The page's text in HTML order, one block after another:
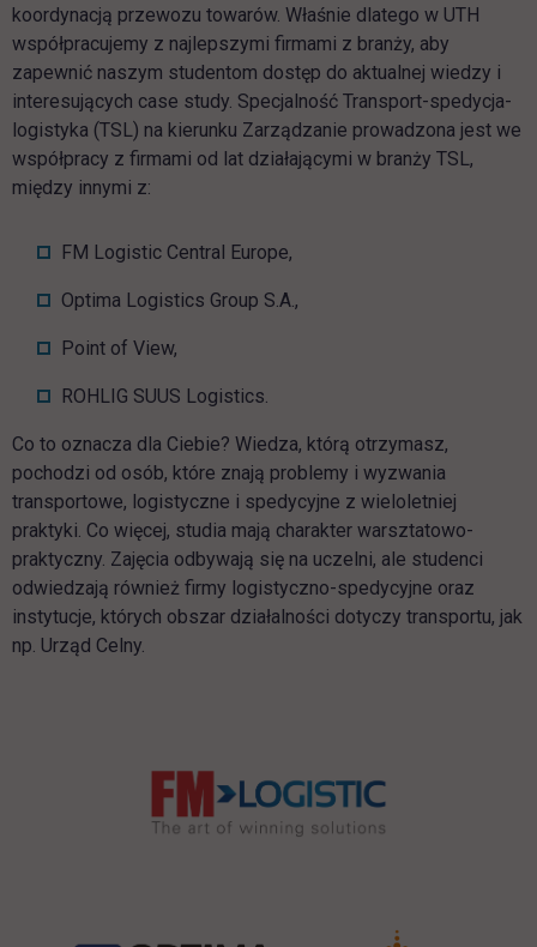
koordynacją przewozu towarów. Właśnie dlatego w UTH
współpracujemy z najlepszymi firmami z branży, aby
zapewnić naszym studentom dostęp do aktualnej wiedzy i
interesujących case study. Specjalność Transport-spedycja-
logistyka (TSL) na kierunku Zarządzanie prowadzona jest we
współpracy z firmami od lat działającymi w branży TSL,
między innymi z:
FM Logistic Central Europe,
Optima Logistics Group S.A.,
Point of View,
ROHLIG SUUS Logistics.
Co to oznacza dla Ciebie? Wiedza, którą otrzymasz,
pochodzi od osób, które znają problemy i wyzwania
transportowe, logistyczne i spedycyjne z wieloletniej
praktyki. Co więcej, studia mają charakter warsztatowo-
praktyczny. Zajęcia odbywają się na uczelni, ale studenci
odwiedzają również firmy logistyczno-spedycyjne oraz
instytucje, których obszar działalności dotyczy transportu, jak
np. Urząd Celny.